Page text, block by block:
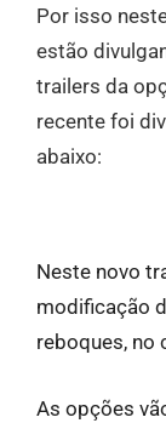
Por isso
estão
trailers da
recente foi
abaixo:
Neste novo
modificação
reboques, no
As opções